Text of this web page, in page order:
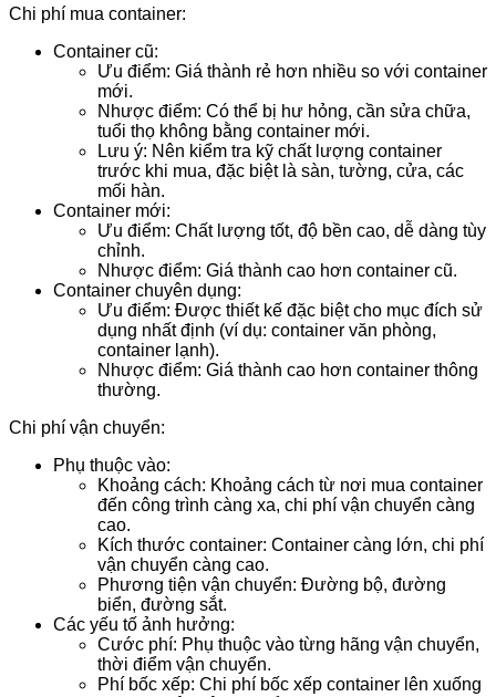
Chi phí mua container:
Container cũ:
Ưu điểm: Giá thành rẻ hơn nhiều so với container
mới.
Nhược điểm: Có thể bị hư hỏng, cần sửa chữa,
tuổi thọ không bằng container mới.
Lưu ý: Nên kiểm tra kỹ chất lượng container
trước khi mua, đặc biệt là sàn, tường, cửa, các
mối hàn.
Container mới:
Ưu điểm: Chất lượng tốt, độ bền cao, dễ dàng tùy
chỉnh.
Nhược điểm: Giá thành cao hơn container cũ.
Container chuyên dụng:
Ưu điểm: Được thiết kế đặc biệt cho mục đích sử
dụng nhất định (ví dụ: container văn phòng,
container lạnh).
Nhược điểm: Giá thành cao hơn container thông
thường.
Chi phí vận chuyển:
Phụ thuộc vào:
Khoảng cách: Khoảng cách từ nơi mua container
đến công trình càng xa, chi phí vận chuyển càng
cao.
Kích thước container: Container càng lớn, chi phí
vận chuyển càng cao.
Phương tiện vận chuyển: Đường bộ, đường
biển, đường sắt.
Các yếu tố ảnh hưởng:
Cước phí: Phụ thuộc vào từng hãng vận chuyển,
thời điểm vận chuyển.
Phí bốc xếp: Chi phí bốc xếp container lên xuống